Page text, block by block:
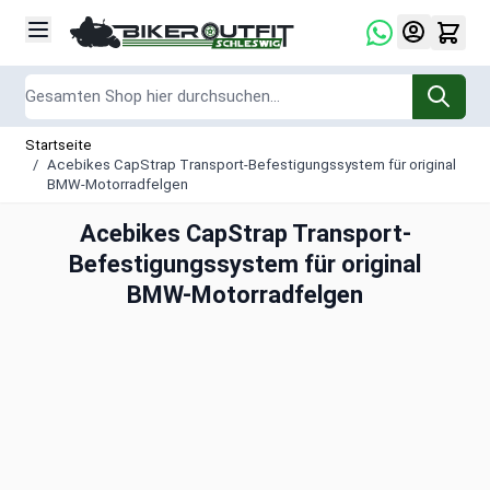
Startseite
/ Acebikes CapStrap Transport-Befestigungssystem für original
BMW-Motorradfelgen
Acebikes CapStrap Transport-
Befestigungssystem für original
BMW-Motorradfelgen